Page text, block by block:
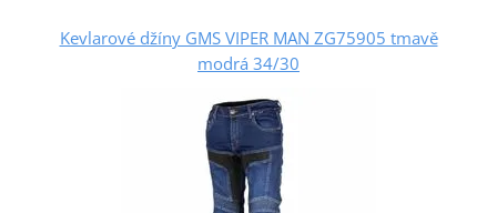
Kevlarové džíny GMS VIPER MAN ZG75905 tmavě
modrá 34/30